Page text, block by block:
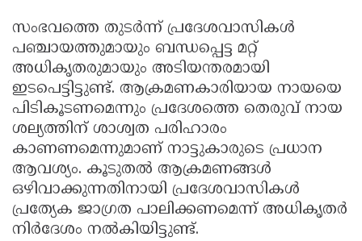
സംഭവത്തെ തുടർന്ന് പ്രദേശവാസികൾ
പഞ്ചായത്തുമായും ബന്ധപ്പെട്ട മറ്റ്
അധികൃതരുമായും അടിയന്തരമായി
ഇടപെട്ടിട്ടുണ്ട്. ആക്രമണകാരിയായ നായയെ
പിടികൂടണമെന്നും പ്രദേശത്തെ തെരുവ് നായ
ശല്യത്തിന് ശാശ്വത പരിഹാരം
കാണണമെന്നുമാണ് നാട്ടുകാരുടെ പ്രധാന
ആവശ്യം. കൂടുതൽ ആക്രമണങ്ങൾ
ഒഴിവാക്കുന്നതിനായി പ്രദേശവാസികൾ
പ്രത്യേക ജാഗ്രത പാലിക്കണമെന്ന് അധികൃതർ
നിർദേശം നൽകിയിട്ടുണ്ട്.